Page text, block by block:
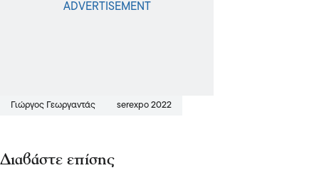
Γιώργος Γεωργαντάς serexpo 2022
Διαβάστε επίσης